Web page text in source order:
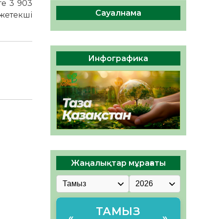
3 903
Руслан Рүстемұлы облыс
әкімінің кеңесшісі болып
тағайындалды
05.08.2026
66 0
Сауалнама
Инфографика
Жаңалықтар мұрағаты
ТАМЫЗ